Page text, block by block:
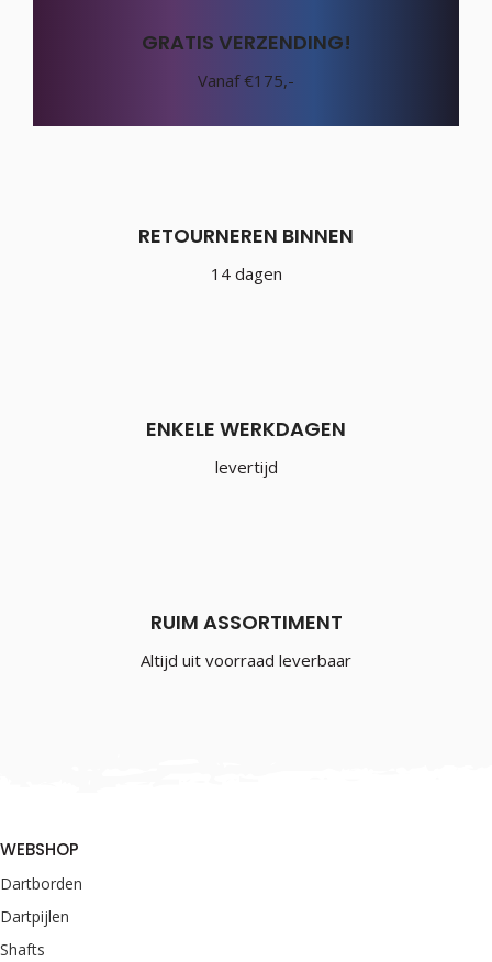
GRATIS VERZENDING!
Vanaf €175,-
RETOURNEREN BINNEN
14 dagen
ENKELE WERKDAGEN
levertijd
RUIM ASSORTIMENT
Altijd uit voorraad leverbaar
WEBSHOP
Dartborden
Dartpijlen
Shafts